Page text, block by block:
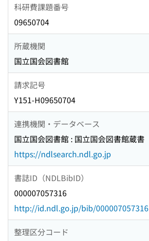
科研費課題番号
09650704
所蔵機関
国立国会図書館
請求記号
Y151-H09650704
連携機関・データベース
国立国会図書館 : 国立国会図書館蔵書
https://ndlsearch.ndl.go.jp
書誌ID（NDLBibID）
000007057316
http://id.ndl.go.jp/bib/000007057316
整理区分コード